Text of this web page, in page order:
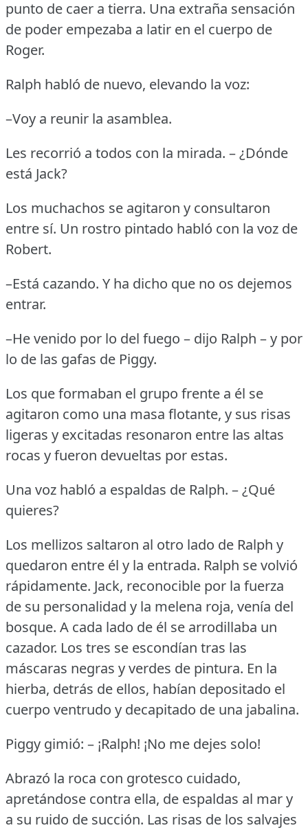
punto de caer a tierra. Una extraña sensación
de poder empezaba a latir en el cuerpo de
Roger.
Ralph habló de nuevo, elevando la voz:
–Voy a reunir la asamblea.
Les recorrió a todos con la mirada. – ¿Dónde
está Jack?
Los muchachos se agitaron y consultaron
entre sí. Un rostro pintado habló con la voz de
Robert.
–Está cazando. Y ha dicho que no os dejemos
entrar.
–He venido por lo del fuego – dijo Ralph – y por
lo de las gafas de Piggy.
Los que formaban el grupo frente a él se
agitaron como una masa flotante, y sus risas
ligeras y excitadas resonaron entre las altas
rocas y fueron devueltas por estas.
Una voz habló a espaldas de Ralph. – ¿Qué
quieres?
Los mellizos saltaron al otro lado de Ralph y
quedaron entre él y la entrada. Ralph se volvió
rápidamente. Jack, reconocible por la fuerza
de su personalidad y la melena roja, venía del
bosque. A cada lado de él se arrodillaba un
cazador. Los tres se escondían tras las
máscaras negras y verdes de pintura. En la
hierba, detrás de ellos, habían depositado el
cuerpo ventrudo y decapitado de una jabalina.
Piggy gimió: – ¡Ralph! ¡No me dejes solo!
Abrazó la roca con grotesco cuidado,
apretándose contra ella, de espaldas al mar y
a su ruido de succión. Las risas de los salvajes